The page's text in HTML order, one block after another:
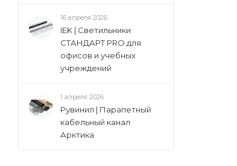
16 апреля 2026
IEK | Светильники
СТАНДАРТ PRO для
офисов и учебных
учреждений
1 апреля 2026
Рувинил | Парапетный
кабельный канал
Арктика